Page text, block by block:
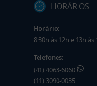
HORÁRIOS
Horário:
8:30h às 12h e 13h
Telefones:
(41) 4063-6060
(11) 3090-0035